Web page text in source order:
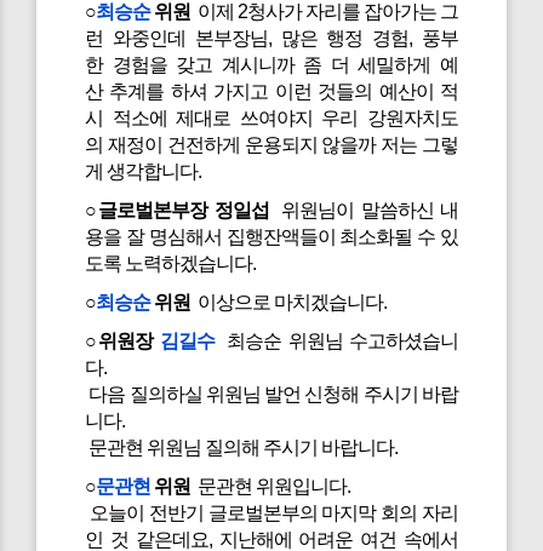
○최승순위원 이제 2청사가 자리를 잡아가는 그
런 와중인데 본부장님, 많은 행정 경험, 풍부
한 경험을 갖고 계시니까 좀 더 세밀하게 예
산 추계를 하셔 가지고 이런 것들의 예산이 적
시 적소에 제대로 쓰여야지 우리 강원자치도
의 재정이 건전하게 운용되지 않을까 저는 그렇
게 생각합니다.
○글로벌본부장 정일섭 위원님이 말씀하신 내
용을 잘 명심해서 집행잔액들이 최소화될 수 있
도록 노력하겠습니다.
○최승순위원 이상으로 마치겠습니다.
○위원장 김길수최승순 위원님 수고하셨습니
다.
다음 질의하실 위원님 발언 신청해 주시기 바랍
니다.
문관현 위원님 질의해 주시기 바랍니다.
○문관현 위원 문관현 위원입니다.
오늘이 전반기 글로벌본부의 마지막 회의 자리
인 것 같은데요, 지난해에 어려운 여건 속에서